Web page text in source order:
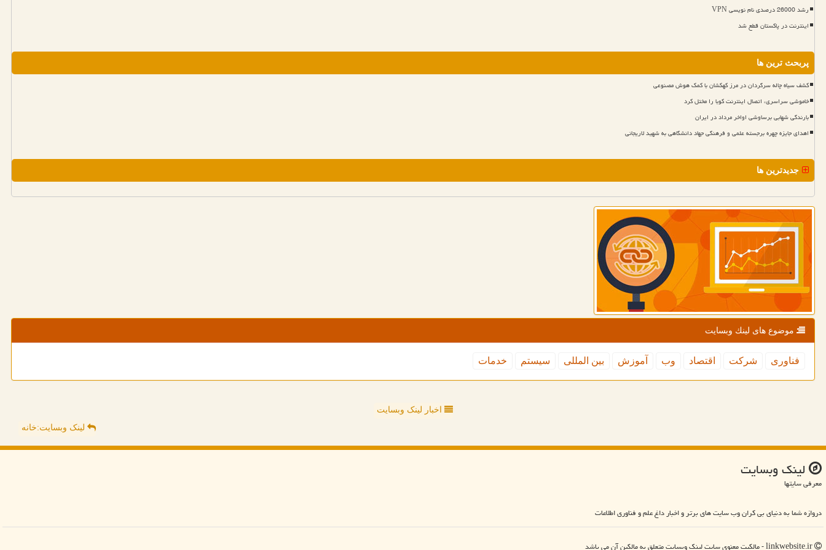
رشد 26000 درصدی نام نویسی VPN
اینترنت در پاکستان قطع شد
پربحث ترین ها
کشف سیاه چاله سرگردان در مرز کهکشان با کمک هوش مصنوعی
خاموشی سراسری، اتصال اینترنت کوبا را مختل کرد
بارندگی شهابی برساوشی اواخر مرداد در ایران
اهدای جایزه چهره برجسته علمی و فرهنگی جهاد دانشگاهی به شهید لاریجانی
جدیدترین ها
موضوع های لینك وبسایت
فناوری شركت اقتصاد وب آموزش بین المللی سیستم خدمات
اخبار لینک وبسایت
لینک وبسایت:خانه
لینك وبسایت
معرفی سایتها
دروازه شما به دنیای بی کران وب سایت های برتر و اخبار داغ علم و فناوری اطلاعات